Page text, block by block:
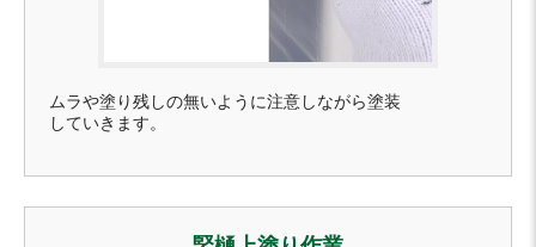
ムラや塗り残しの無いように注意しながら塗装
していきます。